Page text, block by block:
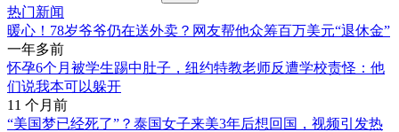
热门新闻
暖心！78岁爷爷仍在送外卖？网友帮他众筹百万美元“退休金”
一年多前
怀孕6个月被学生踢中肚子，纽约特教老师反遭学校责怪：他
们说我本可以躲开
11 个月前
“美国梦已经死了”？泰国女子来美3年后想回国，视频引发热